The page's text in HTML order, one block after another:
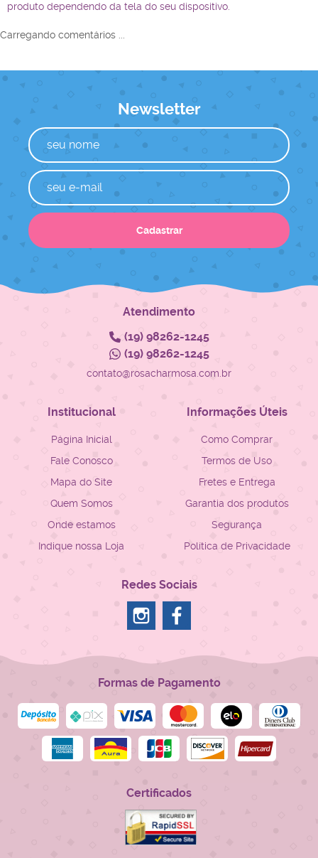
produto dependendo da tela do seu dispositivo.
Carregando comentários ...
Newsletter
Cadastrar
Atendimento
(19)98262-1245
(19)98262-1245
contato@rosacharmosa.com.br
Institucional
Página Inicial
Fale Conosco
Mapa do Site
Quem Somos
Onde estamos
Indique nossa Loja
Informações Úteis
Como Comprar
Termos de Uso
Fretes e Entrega
Garantia dos produtos
Segurança
Política de Privacidade
Redes Sociais
Formas de Pagamento
Certificados